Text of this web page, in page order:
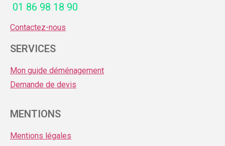
01 86 98 18 90
Contactez-nous
SERVICES
Mon guide déménagement
Demande de devis
MENTIONS
Mentions légales